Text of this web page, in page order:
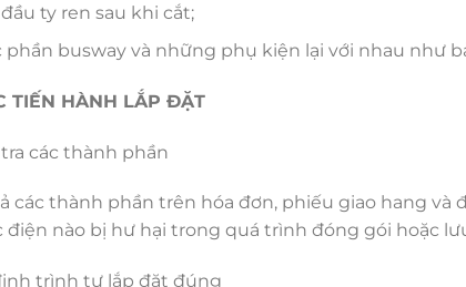
ty ren sau khi cắt;
phần busway và những phụ kiện lại với nhau như
TIẾN HÀNH LẮP ĐẶT
các thành phần
các thành phần trên hóa đơn, phiếu giao hang
điện nào bị hư hại trong quá trình đóng gói hoặc
trình tự lắp đặt đúng